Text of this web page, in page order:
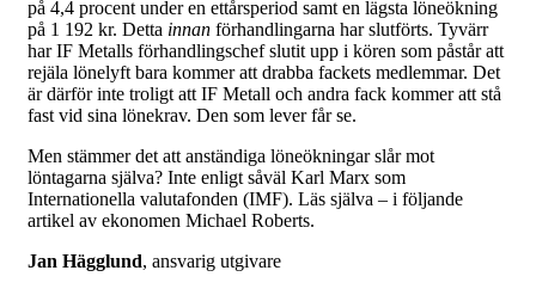
på 4,4 procent under en ettårsperiod samt en lägsta löneökning
på 1 192 kr. Detta innan förhandlingarna har slutförts. Tyvärr
har IF Metalls förhandlingschef slutit upp i kören som påstår att
rejäla lönelyft bara kommer att drabba fackets medlemmar. Det
är därför inte troligt att IF Metall och andra fack kommer att stå
fast vid sina lönekrav. Den som lever får se.
Men stämmer det att anständiga löneökningar slår mot
löntagarna själva? Inte enligt såväl Karl Marx som
Internationella valutafonden (IMF). Läs själva – i följande
artikel av ekonomen Michael Roberts.
Jan Hägglund, ansvarig utgivare